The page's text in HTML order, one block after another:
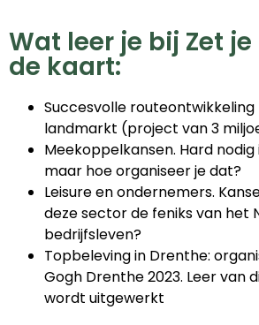
Wat leer je bij Zet
de kaart:
Succesvolle
landmarkt (project van 3
Meekoppelkansen. Hard nodig
maar hoe organiseer je dat?
Leisure en ondernemers.
deze sector de feniks van het
bedrijfsleven?
Topbeleving in Drenthe:
Gogh Drenthe 2023. Leer van
wordt uitgewerkt